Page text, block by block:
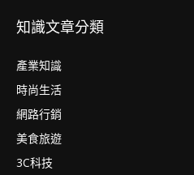
知識文章分類
產業知識
時尚生活
網路行銷
美食旅遊
3C科技